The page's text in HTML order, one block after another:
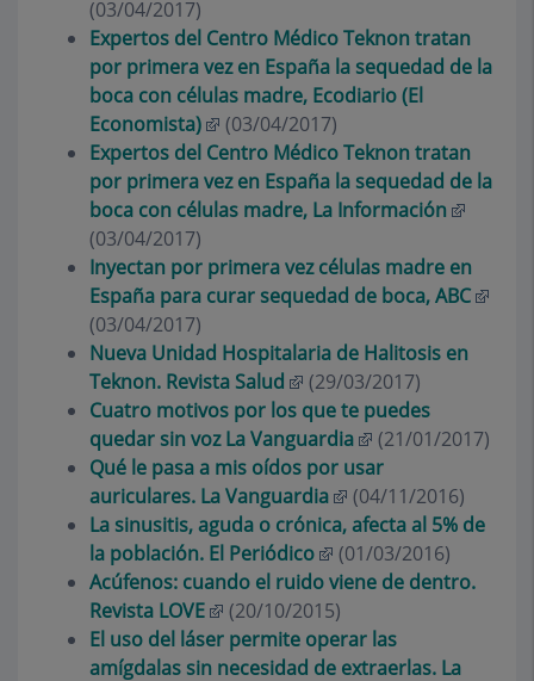
(03/04/2017)
Expertos del Centro Médico Teknon tratan
por primera vez en España la sequedad de la
boca con células madre, Ecodiario (El
Economista)
(03/04/2017)
Expertos del Centro Médico Teknon tratan
por primera vez en España la sequedad de la
boca con células madre, La Información
(03/04/2017)
Inyectan por primera vez células madre en
España para curar sequedad de boca, ABC
(03/04/2017)
Nueva Unidad Hospitalaria de Halitosis en
Teknon. Revista Salud
(29/03/2017)
Cuatro motivos por los que te puedes
quedar sin voz La Vanguardia
(21/01/2017)
Qué le pasa a mis oídos por usar
auriculares. La Vanguardia
(04/11/2016)
La sinusitis, aguda o crónica, afecta al 5% de
la población. El Periódico
(01/03/2016)
Acúfenos: cuando el ruido viene de dentro.
Revista LOVE
(20/10/2015)
El uso del láser permite operar las
amígdalas sin necesidad de extraerlas. La